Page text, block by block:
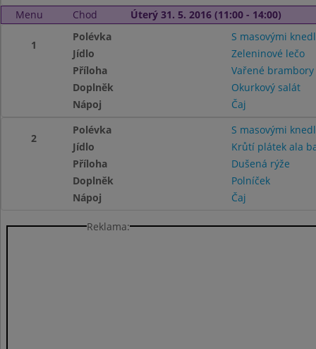
Menu
Chod Úterý 31. 5. 2016 (11:00 - 14:00)
1
Polévka
S masovými
Jídlo
Zeleninové lečo
Příloha
Vařené
Doplněk
Okurkový salát
Nápoj
Čaj
2
Polévka
S masovými
Jídlo
Krůtí plátek ala
Příloha
Dušená rýže
Doplněk
Polníček
Nápoj
Čaj
Reklama: